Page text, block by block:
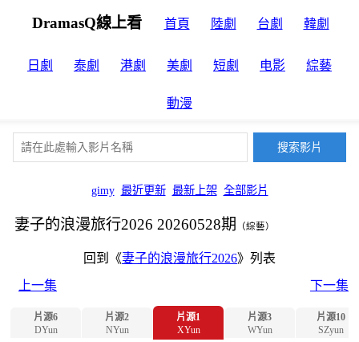
DramasQ線上看 首頁 陸劇 台劇 韓劇
日劇 泰劇 港劇 美劇 短劇 电影 綜藝
動漫
gimy 最近更新 最新上架 全部影片
妻子的浪漫旅行2026 20260528期 （綜藝）
回到《妻子的浪漫旅行2026》列表
上一集
下一集
片源6
DYun
片源2
NYun
片源1
XYun
片源3
WYun
片源10
SZyun